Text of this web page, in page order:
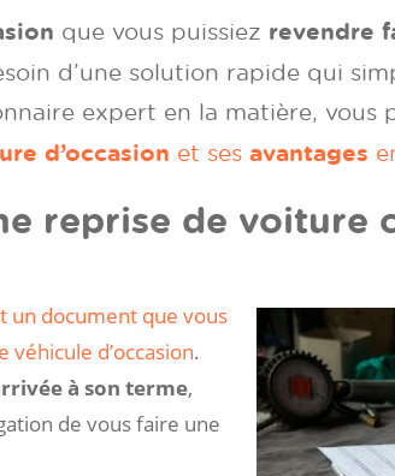
que vous puissiez revendre
d’une solution rapide qui
expert en la matière, vous
d’occasion et ses avantages
reprise de voiture
un document que vous
véhicule d’occasion.
à son terme,
de vous faire une